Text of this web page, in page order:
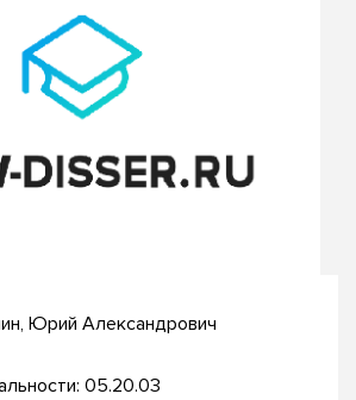
Юрий Александрович
05.20.03